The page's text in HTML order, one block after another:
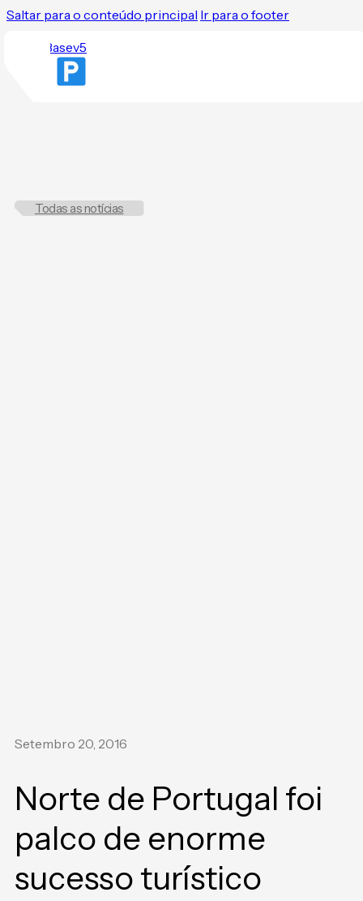
Saltar para o conteúdo principal Ir para o footer
Todas as notícias
Setembro 20, 2016
Norte de Portugal foi
palco de enorme
sucesso turístico